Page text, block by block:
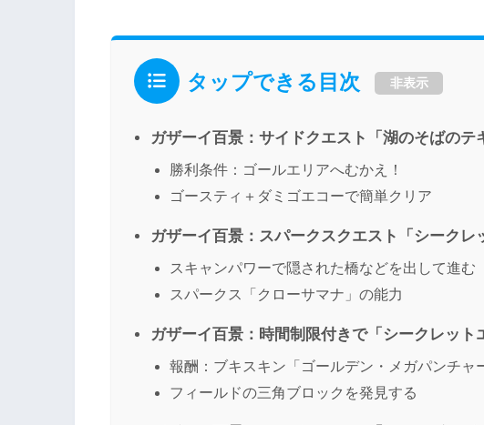
タップできる目次 非表示
ガザーイ百景：サイドクエスト「湖のそばのテ
勝利条件：ゴールエリアへむかえ！
ゴースティ＋ダミゴエコーで簡単クリア
ガザーイ百景：スパークスクエスト「シークレ
スキャンパワーで隠された橋などを出して進む
スパークス「クローサマナ」の能力
ガザーイ百景：時間制限付きで「シークレット
報酬：ブキスキン「ゴールデン・メガパンチャ
フィールドの三角ブロックを発見する